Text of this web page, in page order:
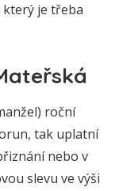
který je třeba
roční
tak uplatní
nebo v
slevu ve výši